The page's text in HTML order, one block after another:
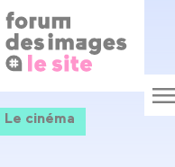
au
contenu
principal
Le cinéma